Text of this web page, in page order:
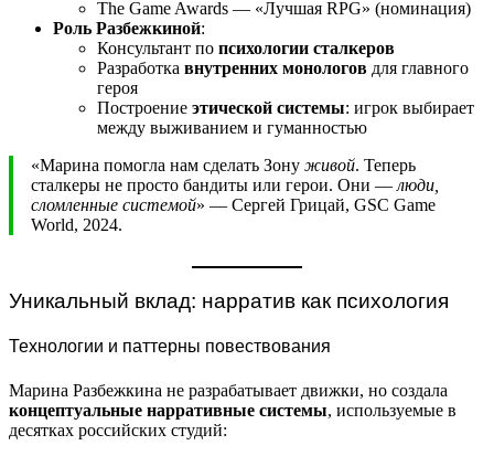
The Game Awards — «Лучшая RPG» (номинация)
Роль Разбежкиной:
Консультант по психологии сталкеров
Разработка внутренних монологов для главного
героя
Построение этической системы: игрок выбирает
между выживанием и гуманностью
«Марина помогла нам сделать Зону живой. Теперь
сталкеры не просто бандиты или герои. Они — люди,
сломленные системой» — Сергей Грицай, GSC Game
World, 2024.
Уникальный вклад: нарратив как психология
Технологии и паттерны повествования
Марина Разбежкина не разрабатывает движки, но создала
концептуальные нарративные системы, используемые в
десятках российских студий: